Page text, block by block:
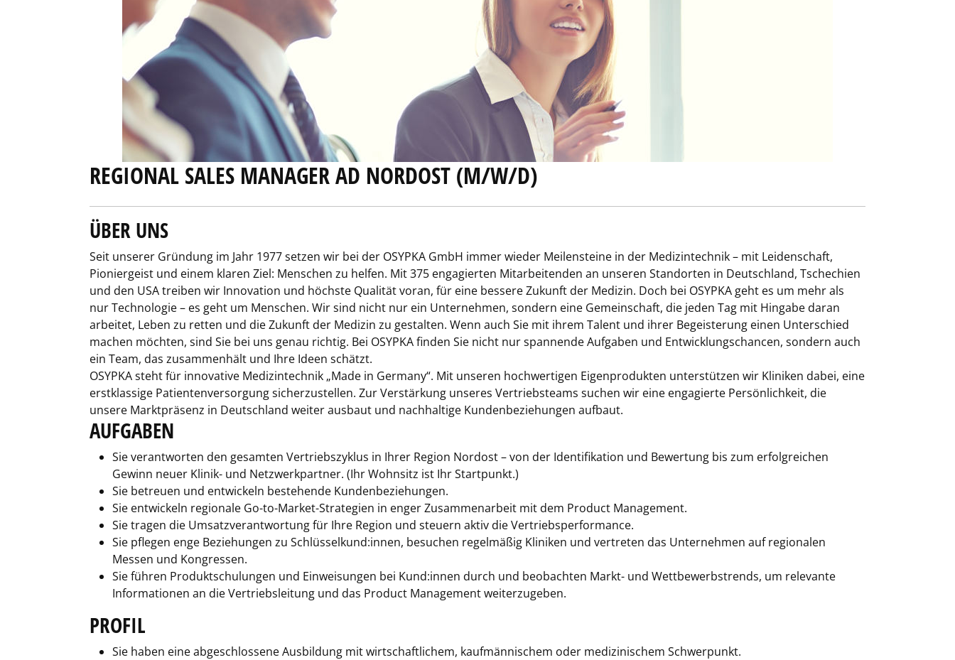
REGIONAL SALES MANAGER AD NORDOST (M/W/D)
ÜBER UNS
Seit unserer Gründung im Jahr 1977 setzen wir bei der OSYPKA GmbH immer wieder Meilensteine in der Medizintechnik – mit Leidenschaft,
Pioniergeist und einem klaren Ziel: Menschen zu helfen. Mit 375 engagierten Mitarbeitenden an unseren Standorten in Deutschland, Tschechien
und den USA treiben wir Innovation und höchste Qualität voran, für eine bessere Zukunft der Medizin. Doch bei OSYPKA geht es um mehr als
nur Technologie – es geht um Menschen. Wir sind nicht nur ein Unternehmen, sondern eine Gemeinschaft, die jeden Tag mit Hingabe daran
arbeitet, Leben zu retten und die Zukunft der Medizin zu gestalten. Wenn auch Sie mit ihrem Talent und ihrer Begeisterung einen Unterschied
machen möchten, sind Sie bei uns genau richtig. Bei OSYPKA finden Sie nicht nur spannende Aufgaben und Entwicklungschancen, sondern auch
ein Team, das zusammenhält und Ihre Ideen schätzt.
OSYPKA steht für innovative Medizintechnik „Made in Germany“. Mit unseren hochwertigen Eigenprodukten unterstützen wir Kliniken dabei, eine
erstklassige Patientenversorgung sicherzustellen. Zur Verstärkung unseres Vertriebsteams suchen wir eine engagierte Persönlichkeit, die
unsere Marktpräsenz in Deutschland weiter ausbaut und nachhaltige Kundenbeziehungen aufbaut.
AUFGABEN
Sie verantworten den gesamten Vertriebszyklus in Ihrer Region Nordost – von der Identifikation und Bewertung bis zum erfolgreichen
Gewinn neuer Klinik- und Netzwerkpartner. (Ihr Wohnsitz ist Ihr Startpunkt.)
Sie betreuen und entwickeln bestehende Kundenbeziehungen.
Sie entwickeln regionale Go-to-Market-Strategien in enger Zusammenarbeit mit dem Product Management.
Sie tragen die Umsatzverantwortung für Ihre Region und steuern aktiv die Vertriebsperformance.
Sie pflegen enge Beziehungen zu Schlüsselkund:innen, besuchen regelmäßig Kliniken und vertreten das Unternehmen auf regionalen
Messen und Kongressen.
Sie führen Produktschulungen und Einweisungen bei Kund:innen durch und beobachten Markt- und Wettbewerbstrends, um relevante
Informationen an die Vertriebsleitung und das Product Management weiterzugeben.
PROFIL
Sie haben eine abgeschlossene Ausbildung mit wirtschaftlichem, kaufmännischem oder medizinischem Schwerpunkt.